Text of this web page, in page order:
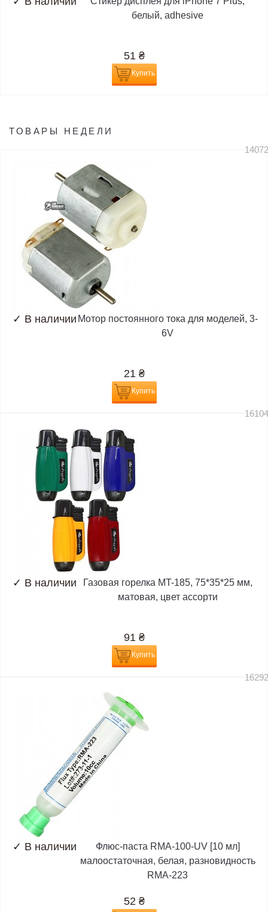
белый, adhesive
51 ₴
Купить
ТОВАРЫ НЕДЕЛИ
✓ В наличии Мотор постоянного тока для моделей, 3-
6V
21 ₴
Купить
✓ В наличии
Газовая горелка MT-185, 75*35*25 мм,
матовая, цвет ассорти
91 ₴
Купить
✓ В наличии
Флюс-паста RMA-100-UV [10 мл]
малоостаточная, белая, разновидность
RMA-223
52 ₴